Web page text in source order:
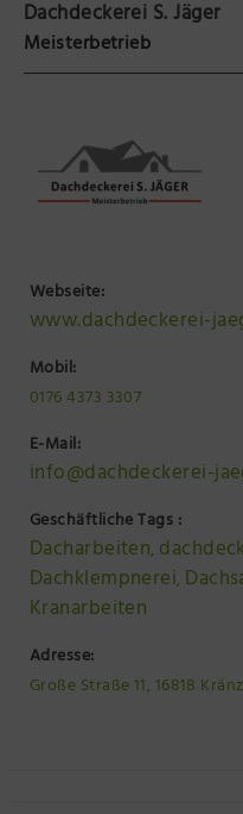
Präsenzstelle Prignitz
Brandenburg-Preußen
Wegemuseum
Dachdeckerei S. Jäger
Meisterbetrieb
Webseite:
www.dachdeckerei-
Mobil:
0176 4373 3307
E-Mail:
info@dachdeckerei-
Geschäftliche Tags :
Dacharbeiten,
Dachklempnerei,
Kranarbeiten
Adresse:
Große Straße 11, 16818